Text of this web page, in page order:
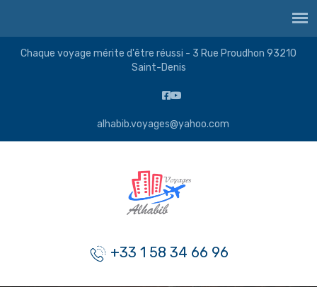
Chaque voyage mérite d'être réussi - 3 Rue Proudhon 93210
Saint-Denis
alhabib.voyages@yahoo.com
+33 1 58 34 66 96